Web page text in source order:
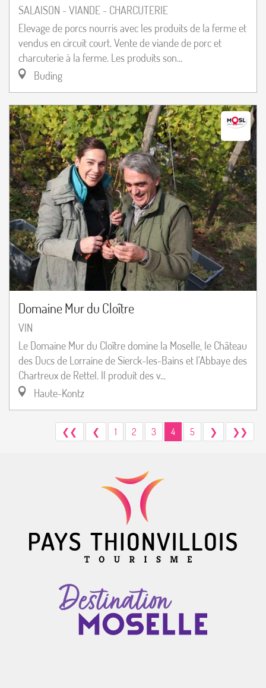
SALAISON - VIANDE - CHARCUTERIE
Elevage de porcs nourris avec les produits de la ferme et
vendus en circuit court. Vente de viande de porc et
charcuterie à la ferme. Les produits son...
Buding
Domaine Mur du Cloître
VIN
Le Domaine Mur du Cloître domine la Moselle, le Château
des Ducs de Lorraine de Sierck-les-Bains et l’Abbaye des
Chartreux de Rettel. Il produit des v...
Haute-Kontz
❮❮ ❮ 1 2 3 4 5 ❯ ❯❯